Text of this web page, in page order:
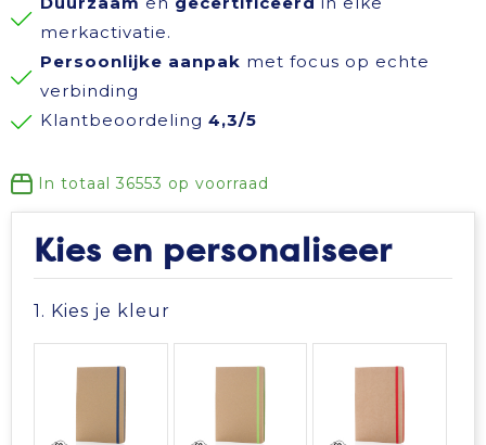
Reisbenodigdheden
Schrijfwaren
Snoepgoed
Spellen voor binnen en buiten
Themapakketten
Veiligheid, Auto en Fiets
Reflecterende polo's
Reflecterende vesten
Schorten en Sloven
Sweaters
T-Shirts
Veiligheidssignalering en Verlichting
Schoenen
Sweaters
Gilets
Koeltassen en Koelboxen
Koffers en Trolleys
Matrozentassen
Opbergtassen
Opvouwbare tassen
Papieren tassen
merkactivatie.
Persoonlijke aanpak met focus op echte
verbinding
Klantbeoordeling 4,3/5
In totaal 36553 op voorraad
Kies en personaliseer
1. Kies je kleur